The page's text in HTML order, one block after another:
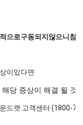
으로구동되지 않으니 참고
이있다면
당 증상이 해결 될 것
드캣 고객센터 (1800-